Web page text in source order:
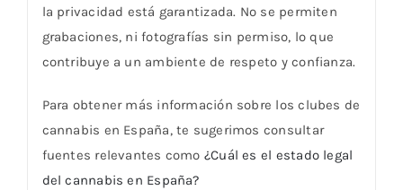
la privacidad está garantizada. No se permiten
grabaciones, ni fotografías sin permiso, lo que
contribuye a un ambiente de respeto y confianza.
Para obtener más información sobre los clubes de
cannabis en España, te sugerimos consultar
fuentes relevantes como ¿Cuál es el estado legal
del cannabis en España?